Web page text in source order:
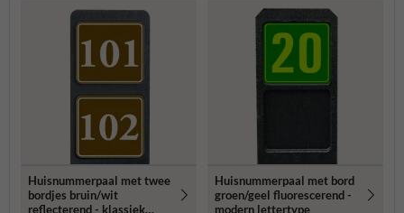
Huisnummerpaal met twee
bordjes bruin/wit
reflecterend - klassiek
Huisnummerpaal met bord
groen/geel fluorescerend -
modern lettertype